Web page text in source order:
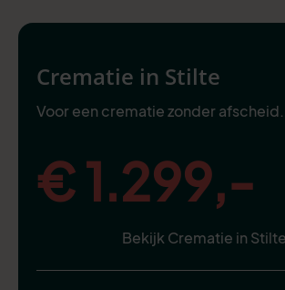
Crematie in Stilte
Voor een crematie zonder afscheid.
€ 1.299,-
Bekijk Crematie in Stilte